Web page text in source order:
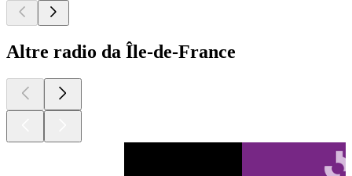
Altre radio da Île-de-France